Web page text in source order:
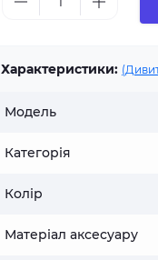
Характеристики:
Модель
Категорія
Колір
Матеріал аксесуару